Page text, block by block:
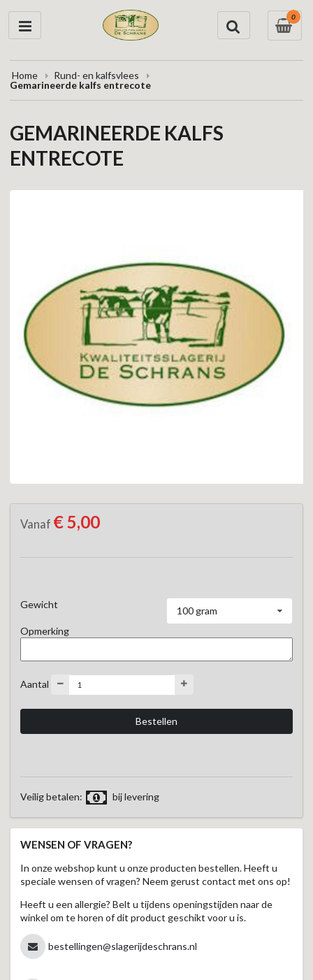
0
Home
Rund- en kalfsvlees
Gemarineerde kalfs entrecote
GEMARINEERDE KALFS
ENTRECOTE
Vanaf € 5,00
Gewicht
100 gram
Opmerking
Aantal
Veilig betalen: bij levering
WENSEN OF VRAGEN?
In onze webshop kunt u onze producten bestellen. Heeft u
speciale wensen of vragen? Neem gerust contact met ons op!
Heeft u een allergie? Belt u tijdens openingstijden naar de
winkel om te horen of dit product geschikt voor u is.
bestellingen@slagerijdeschrans.nl